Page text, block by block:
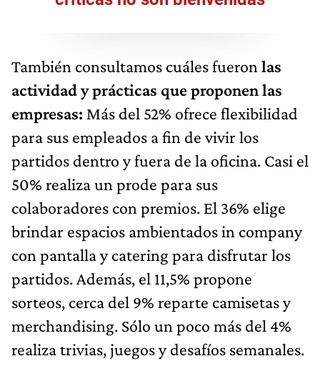
También consultamos cuáles fueron las
actividad y prácticas que proponen las
empresas: Más del 52% ofrece flexibilidad
para sus empleados a fin de vivir los
partidos dentro y fuera de la oficina. Casi el
50% realiza un prode para sus
colaboradores con premios. El 36% elige
brindar espacios ambientados in company
con pantalla y catering para disfrutar los
partidos. Además, el 11,5% propone
sorteos, cerca del 9% reparte camisetas y
merchandising. Sólo un poco más del 4%
realiza trivias, juegos y desafíos semanales.